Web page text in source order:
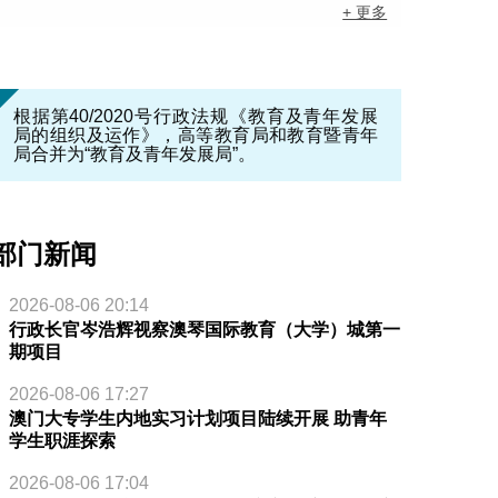
+ 更多
根据第40/2020号行政法规《教育及青年发展
局的组织及运作》，高等教育局和教育暨青年
局合并为“教育及青年发展局”。
门新闻
2026-08-06 20:14
行政长官岑浩辉视察澳琴国际教育（大学）城第一
期项目
2026-08-06 17:27
澳门大专学生内地实习计划项目陆续开展 助青年
学生职涯探索
2026-08-06 17:04